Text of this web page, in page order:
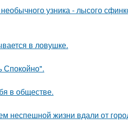
узника - лысого
в ловушке.
Спокойно".
в обществе.
жизни вдали от